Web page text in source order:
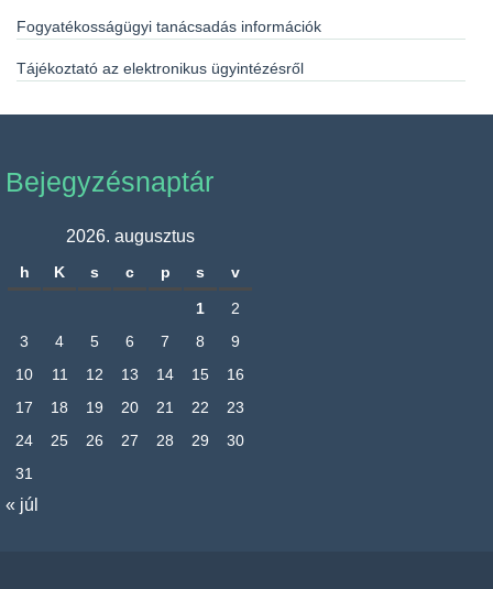
Fogyatékosságügyi tanácsadás információk
Tájékoztató az elektronikus ügyintézésről
Bejegyzésnaptár
2026. augusztus
h K s c p s v
1
2
3
4 5 6 7 8
9
10
11 12 13 14 15
16
17
18 19 20 21 22
23
24
25 26 27 28 29
30
31
« júl